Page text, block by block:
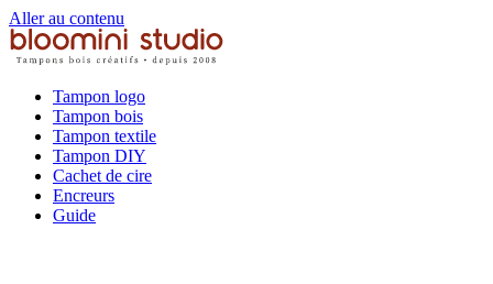
Aller au contenu
Tampon logo
Tampon bois
Tampon textile
Tampon DIY
Cachet de cire
Encreurs
Guide